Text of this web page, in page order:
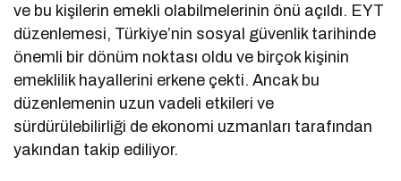
ve bu kişilerin emekli olabilmelerinin önü açıldı. EYT
düzenlemesi, Türkiye’nin sosyal güvenlik tarihinde
önemli bir dönüm noktası oldu ve birçok kişinin
emeklilik hayallerini erkene çekti. Ancak bu
düzenlemenin uzun vadeli etkileri ve
sürdürülebilirliği de ekonomi uzmanları tarafından
yakından takip ediliyor.